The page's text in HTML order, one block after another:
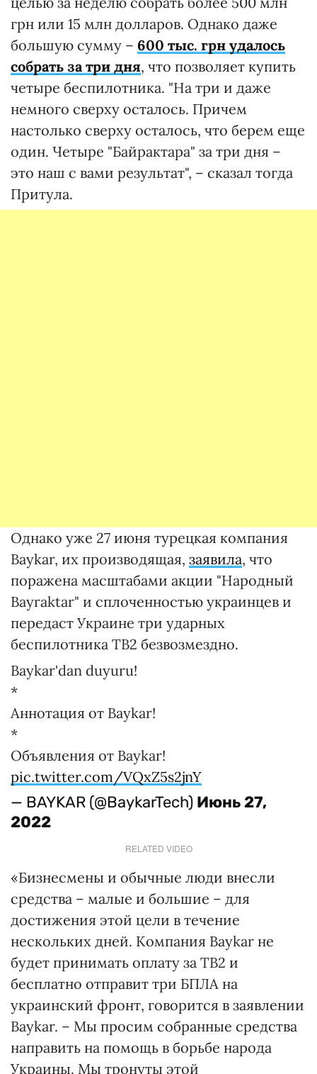
грн или 15 млн долларов. Однако даже
большую сумму – 600 тыс. грн удалось
собрать за три дня, что позволяет купить
четыре беспилотника. "На три и даже
немного сверху осталось. Причем
настолько сверху осталось, что берем еще
один. Четыре "Байрактара" за три дня –
это наш с вами результат", – сказал тогда
Притула.
Однако уже 27 июня турецкая компания
Baykar, их производящая, заявила, что
поражена масштабами акции "Народный
Bayraktar" и сплоченностью украинцев и
передаст Украине три ударных
беспилотника TB2 безвозмездно.
Baykar'dan duyuru!
*
Аннотация от Baykar!
*
Объявления от Baykar!
pic.twitter.com/VQxZ5s2jnY
— BAYKAR (@BaykarTech) Июнь 27,
2022
RELATED VIDEO
«Бизнесмены и обычные люди внесли
средства – малые и большие – для
достижения этой цели в течение
нескольких дней. Компания Baykar не
будет принимать оплату за ТВ2 и
бесплатно отправит три БПЛА на
украинский фронт, говорится в заявлении
Baykar. – Мы просим собранные средства
направить на помощь в борьбе народа
Украины. Мы тронуты этой